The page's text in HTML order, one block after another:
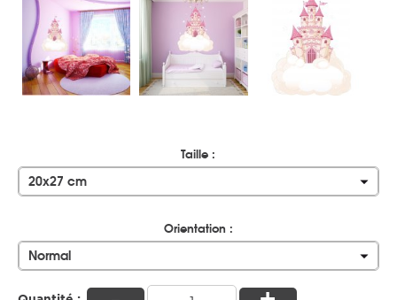
Taille :
20x27 cm
Orientation :
Normal